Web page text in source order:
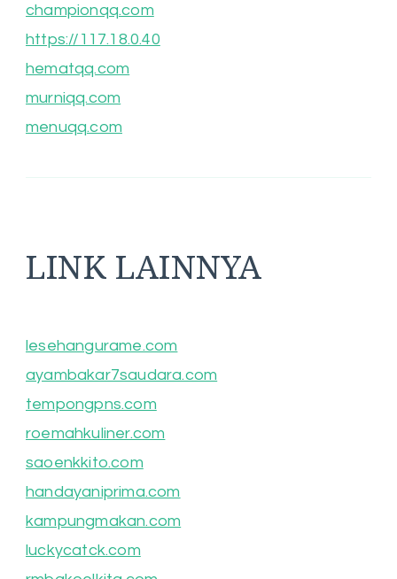
championqq.com
https://117.18.0.40
hematqq.com
murniqq.com
menuqq.com
LINK LAINNYA
lesehangurame.com
ayambakar7saudara.com
tempongpns.com
roemahkuliner.com
saoenkkito.com
handayaniprima.com
kampungmakan.com
luckycatck.com